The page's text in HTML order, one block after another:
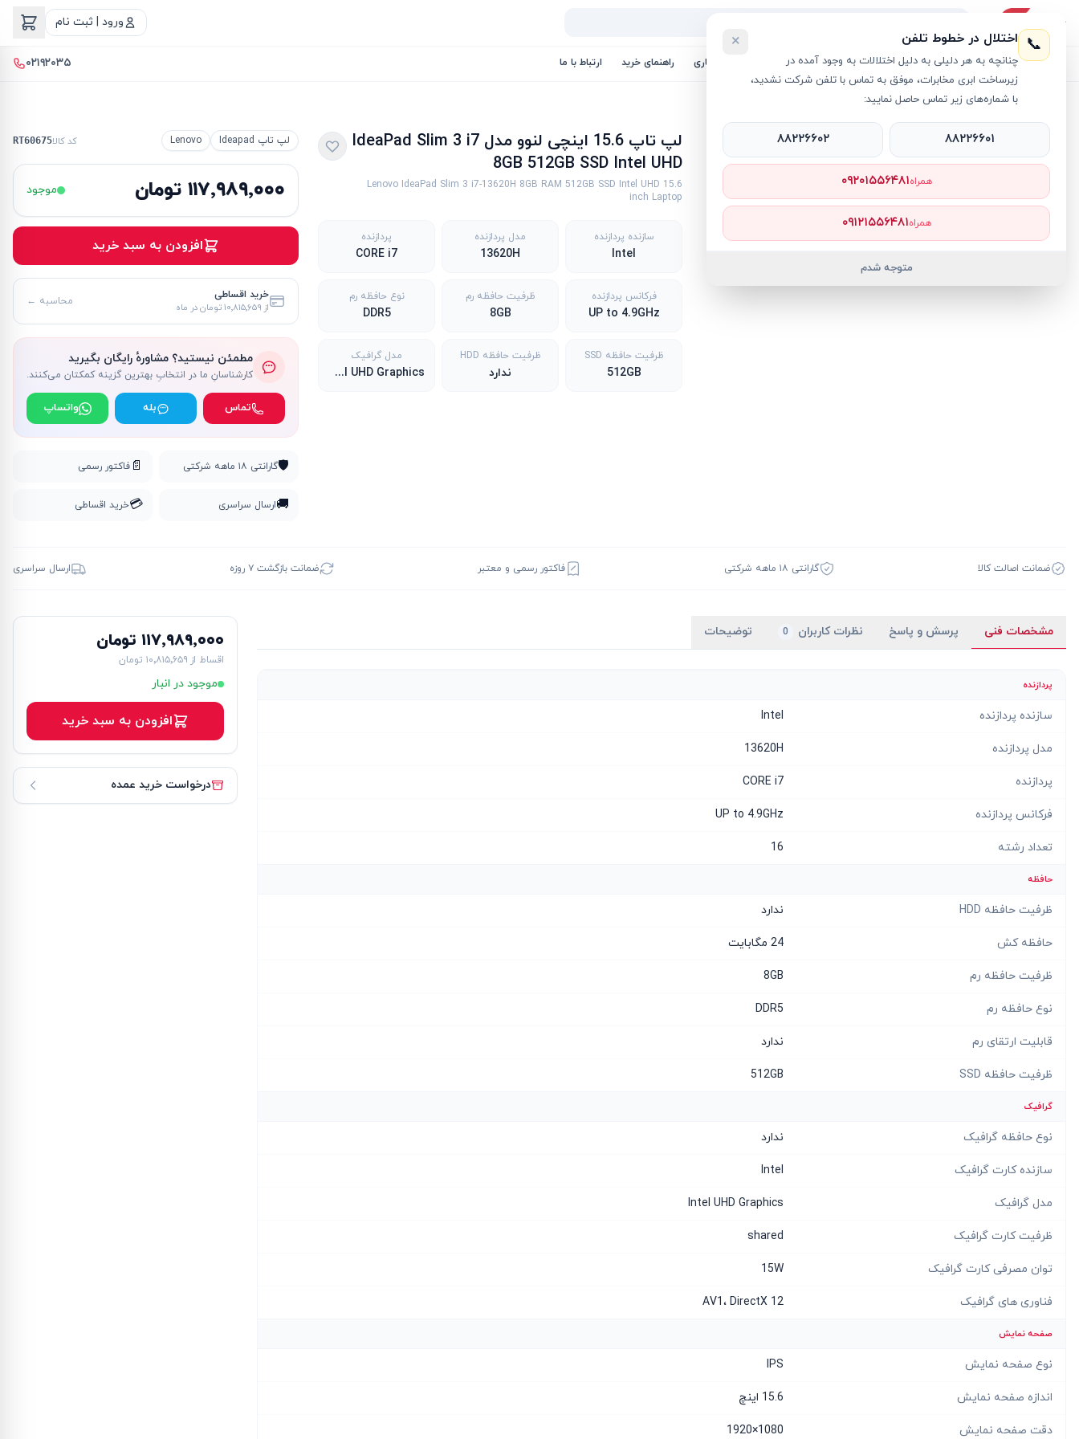
ورود | ثبت نام
لیست محصولات خرید اقساطی خرید سازمانی فروش عمده و همکاری راهنمای خرید ارتباط با ما ۰۲۱۹۲۰۳۵
لپ تاپ Ideapad ›
لپ تاپ Ideapad Lenovo کد کالاRT60675
۱۱۷٬۹۸۹٬۰۰۰ تومان موجود
افزودن به سبد خرید
خرید اقساطی
از ۱۰٬۸۱۵٬۶۵۹ تومان در ماه محاسبه ←
مطمئن نیستید؟ مشاورهٔ رایگان بگیرید
کارشناسانِ ما در انتخابِ بهترین گزینه کمکتان می‌کنند.
تماس بله واتساپ
🛡️گارانتی ۱۸ ماهه شرکتی 📄 فاکتور رسمی
🚚ارسال سراسری 💳خرید اقساطی
لپ تاپ 15.6 اینچی لنوو مدل IdeaPad Slim 3 i7
8GB 512GB SSD Intel UHD
Lenovo IdeaPad Slim 3 i7-13620H 8GB RAM 512GB SSD Intel UHD 15.6
inch Laptop
سازنده پردازنده
Intel
مدل پردازنده
13620H
پردازنده
CORE i7
فرکانس پردازنده
UP to 4.9GHz
ظرفیت حافظه رم
8GB
نوع حافظه رم
DDR5
ظرفیت حافظه SSD
512GB
ظرفیت حافظه HDD
ندارد
مدل گرافیک
Intel UHD Graphics
ضمانت اصالت کالا گارانتی ۱۸ ماهه شرکتی فاکتور رسمی و معتبر ضمانت بازگشت ۷ روزه ارسال سراسری
مشخصات فنی پرسش و پاسخ نظرات کاربران 0 توضیحات
پردازنده
سازنده پردازنده Intel
مدل پردازنده 13620H
پردازنده CORE i7
فرکانس پردازنده UP to 4.9GHz
تعداد رشته 16
حافظه
ظرفیت حافظه HDD ندارد
حافظه کش 24 مگابایت
ظرفیت حافظه رم 8GB
نوع حافظه رم DDR5
قابلیت ارتقای رم ندارد
ظرفیت حافظه SSD 512GB
گرافیک
نوع حافظه گرافیک ندارد
سازنده کارت گرافیک Intel
مدل گرافیک Intel UHD Graphics
ظرفیت کارت گرافیک shared
توان مصرفی کارت گرافیک 15W
فناوری های گرافیک AV1، DirectX 12
صفحه نمایش
نوع صفحه نمایش IPS
اندازه صفحه نمایش 15.6 اینچ
دقت صفحه نمایش 1080×1920
۱۱۷٬۹۸۹٬۰۰۰ تومان
اقساط از ۱۰٬۸۱۵٬۶۵۹ تومان
موجود در انبار
افزودن به سبد خرید
درخواست خرید عمده
📞 اختلال در خطوط تلفن
چنانچه به هر دلیلی به دلیل اختلالات به وجود آمده در
زیرساخت ابری مخابرات، موفق به تماس با تلفن شرکت نشدید،
با شماره‌های زیر تماس حاصل نمایید:
×
۸۸۲۲۶۶۰۱ ۸۸۲۲۶۶۰۲
همراه۰۹۲۰۱۵۵۶۴۸۱
همراه۰۹۱۲۱۵۵۶۴۸۱
متوجه شدم